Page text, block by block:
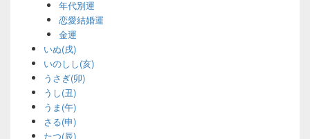
年代別運
恋愛結婚運
金運
いぬ(戌)
いのしし(亥)
うさぎ(卯)
うし(丑)
うま(午)
さる(申)
たつ(辰)